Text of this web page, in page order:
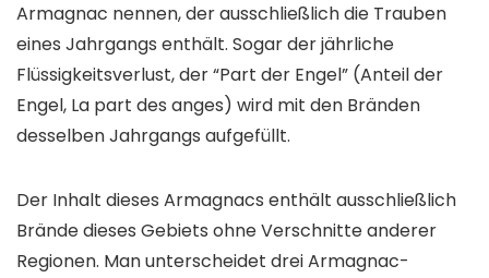
Armagnac nennen, der ausschließlich die Trauben
eines Jahrgangs enthält. Sogar der jährliche
Flüssigkeitsverlust, der “Part der Engel” (Anteil der
Engel, La part des anges) wird mit den Bränden
desselben Jahrgangs aufgefüllt.
Der Inhalt dieses Armagnacs enthält ausschließlich
Brände dieses Gebiets ohne Verschnitte anderer
Regionen. Man unterscheidet drei Armagnac-